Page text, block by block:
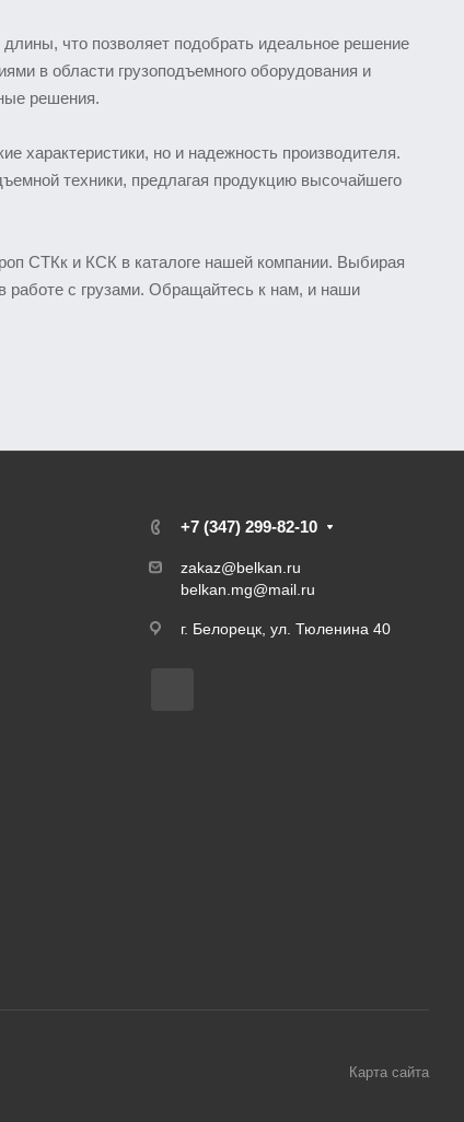
что позволяет подобрать идеальное решение
в области грузоподъемного оборудования и
решения.
характеристики, но и надежность производителя.
техники, предлагая продукцию высочайшего
СТКк и КСК в каталоге нашей компании. Выбирая
работе с грузами. Обращайтесь к нам, и наши
+7 (347) 299-82-10
zakaz@belkan.ru
belkan.mg@mail.ru
г. Белорецк, ул. Тюленина 40
Карта сайта